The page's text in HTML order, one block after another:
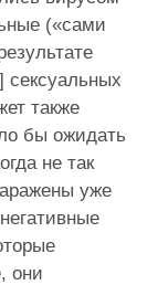
(«сами
сексуальных
также
бы ожидать
не так
уже
они